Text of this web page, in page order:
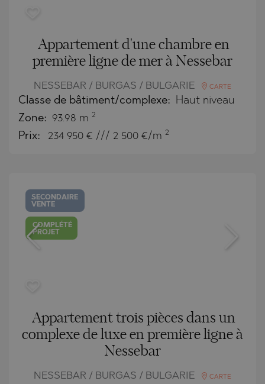
Appartement d'une chambre en
première ligne de mer à Nessebar
NESSEBAR / BURGAS / BULGARIE CARTE
Classe de bâtiment/complexe: Haut niveau
Zone: 93.98 m 2
Prix: 234 950 € /// 2 500 €/m 2
SECONDAIRE
VENTE
COMPLÉTÉ
PROJET
Appartement trois pièces dans un
complexe de luxe en première ligne à
Nessebar
NESSEBAR / BURGAS / BULGARIE CARTE